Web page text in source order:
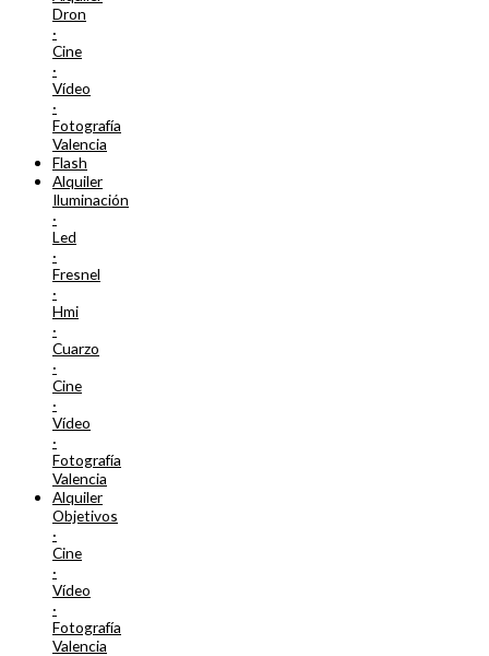
Dron
·
Cine
·
Vídeo
·
Fotografía
Valencia
Flash
Alquiler
Iluminación
·
Led
·
Fresnel
·
Hmi
·
Cuarzo
·
Cine
·
Vídeo
·
Fotografía
Valencia
Alquiler
Objetivos
·
Cine
·
Vídeo
·
Fotografía
Valencia